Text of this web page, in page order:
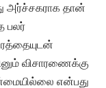
அர்ச்சகராக தான்
பலர்
விசாரணைக்கு
என்பது